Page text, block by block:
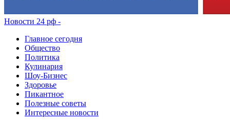
Новости 24 рф -
Главное сегодня
Общество
Политика
Кулинария
Шоу-Бизнес
Здоровье
Пикантное
Полезные советы
Интересные новости